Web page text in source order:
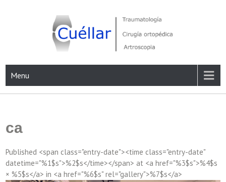
Menu
ca
Published <span class="entry-date"><time class="entry-date"
datetime="%1$s">%2$s</time></span> at <a href="%3$s">%4$s
× %5$s</a> in <a href="%6$s" rel="gallery">%7$s</a>